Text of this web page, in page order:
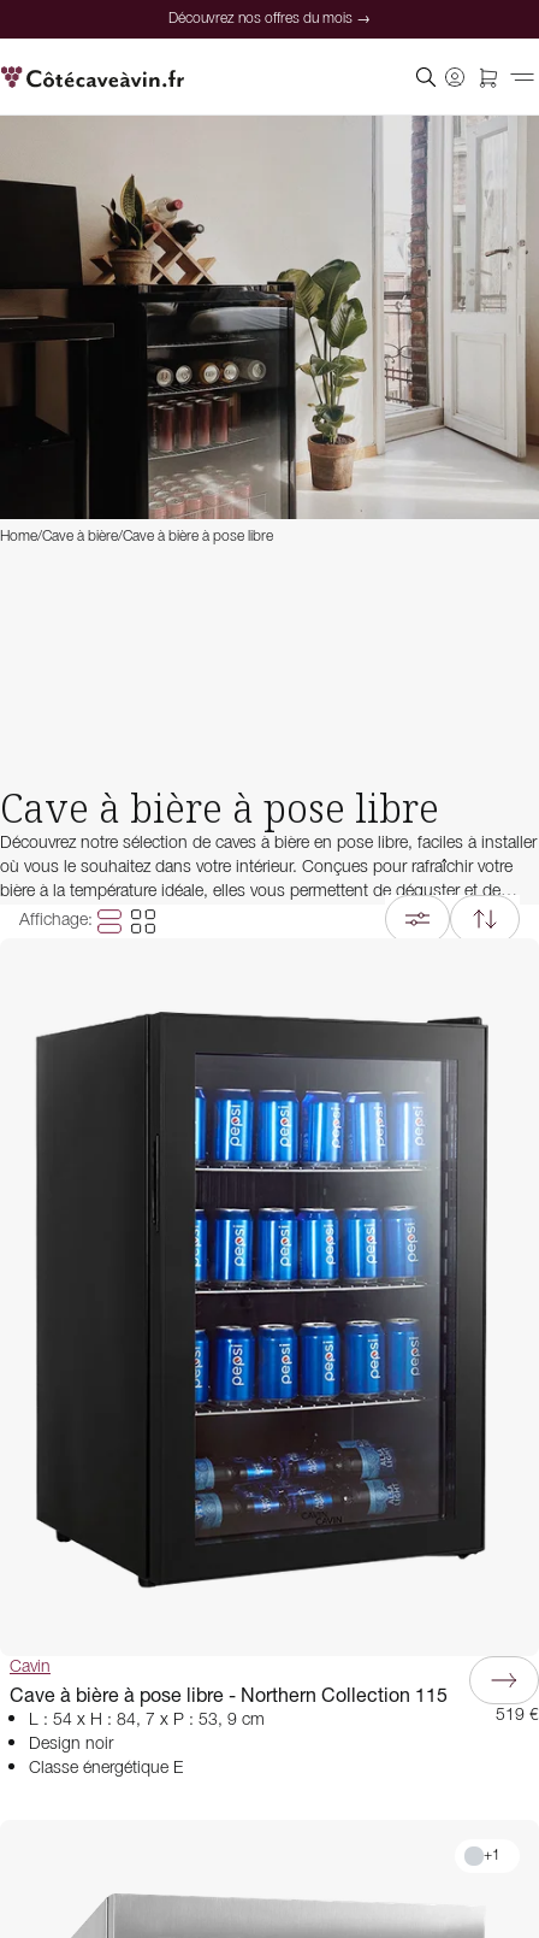
Découvrez nos offres du mois →
Home/Cave à bière/Cave à bière à pose libre
Cave à bière à pose libre
Découvrez notre sélection de caves à bière en pose libre, faciles à installer
où vous le souhaitez dans votre intérieur. Conçues pour rafraîchir votre
bière à la température idéale, elles vous permettent de déguster et de
servir une boisson parfaitement fraîche à tout moment. Que vous
souhaitiez placer votre cave à bière dans votre cuisine ou votre garage,
Affichage:
Cavin
Cave à bière à pose libre - Northern Collection 115
L : 54 x H : 84, 7 x P : 53, 9 cm
Design noir
Classe énergétique E
519 €
+1